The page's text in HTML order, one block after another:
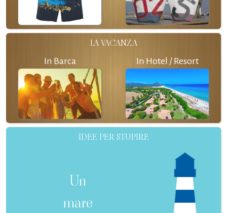
LA VACANZA
In Barca In Hotel / Resort
IDEE PER STUPIRE
Un
mare